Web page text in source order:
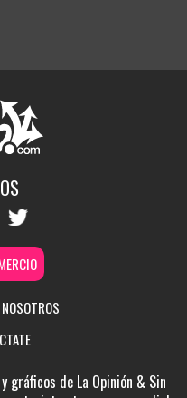
gráficos de La Opinión & Sin